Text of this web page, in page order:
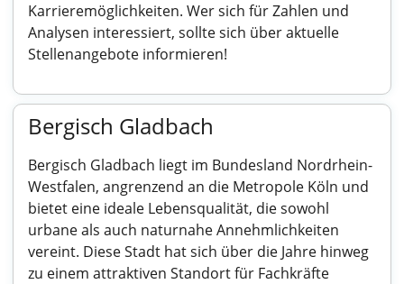
Karrieremöglichkeiten. Wer sich für Zahlen und
Analysen interessiert, sollte sich über aktuelle
Stellenangebote informieren!
Bergisch Gladbach
Bergisch Gladbach liegt im Bundesland Nordrhein-
Westfalen, angrenzend an die Metropole Köln und
bietet eine ideale Lebensqualität, die sowohl
urbane als auch naturnahe Annehmlichkeiten
vereint. Diese Stadt hat sich über die Jahre hinweg
zu einem attraktiven Standort für Fachkräfte